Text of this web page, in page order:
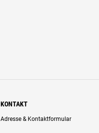
KONTAKT
Adresse & Kontaktformular